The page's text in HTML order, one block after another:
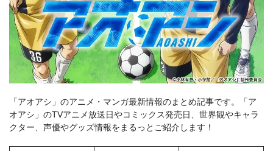
「アオアシ」のアニメ・マンガ最新情報のまとめ記事です。「ア
オアシ」のTVアニメ放送日やコミックス発売日、世界観やキャラ
クター、声優やグッズ情報をまるっとご紹介します！